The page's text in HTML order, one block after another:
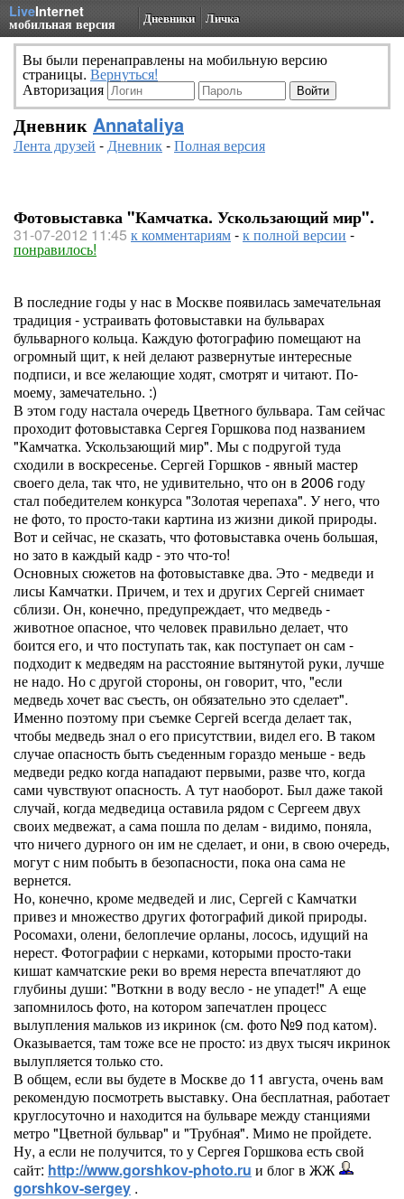
LiveInternet
мобильная версия Дневники Личка
Вы были перенаправлены на мобильную версию
страницы. Вернуться!
Авторизация
Дневник Annataliya
Лента друзей -Дневник-Полная версия
Фотовыставка "Камчатка. Ускользающий мир".
31-07-2012 11:45 к комментариям-к полной версии -
понравилось!
В последние годы у нас в Москве появилась замечательная
традиция - устраивать фотовыставки на бульварах
бульварного кольца. Каждую фотографию помещают на
огромный щит, к ней делают развернутые интересные
подписи, и все желающие ходят, смотрят и читают. По-
моему, замечательно. :)
В этом году настала очередь Цветного бульвара. Там сейчас
проходит фотовыставка Сергея Горшкова под названием
"Камчатка. Ускользающий мир". Мы с подругой туда
сходили в воскресенье. Сергей Горшков - явный мастер
своего дела, так что, не удивительно, что он в 2006 году
стал победителем конкурса "Золотая черепаха". У него, что
не фото, то просто-таки картина из жизни дикой природы.
Вот и сейчас, не сказать, что фотовыставка очень большая,
но зато в каждый кадр - это что-то!
Основных сюжетов на фотовыставке два. Это - медведи и
лисы Камчатки. Причем, и тех и других Сергей снимает
сблизи. Он, конечно, предупреждает, что медведь -
животное опасное, что человек правильно делает, что
боится его, и что поступать так, как поступает он сам -
подходит к медведям на расстояние вытянутой руки, лучше
не надо. Но с другой стороны, он говорит, что, "если
медведь хочет вас съесть, он обязательно это сделает".
Именно поэтому при съемке Сергей всегда делает так,
чтобы медведь знал о его присутствии, видел его. В таком
случае опасность быть съеденным гораздо меньше - ведь
медведи редко когда нападают первыми, разве что, когда
сами чувствуют опасность. А тут наоборот. Был даже такой
случай, когда медведица оставила рядом с Сергеем двух
своих медвежат, а сама пошла по делам - видимо, поняла,
что ничего дурного он им не сделает, и они, в свою очередь,
могут с ним побыть в безопасности, пока она сама не
вернется.
Но, конечно, кроме медведей и лис, Сергей с Камчатки
привез и множество других фотографий дикой природы.
Росомахи, олени, белоплечие орланы, лосось, идущий на
нерест. Фотографии с нерками, которыми просто-таки
кишат камчатские реки во время нереста впечатляют до
глубины души: "Воткни в воду весло - не упадет!" А еще
запомнилось фото, на котором запечатлен процесс
вылупления мальков из икринок (см. фото №9 под катом).
Оказывается, там тоже все не просто: из двух тысяч икринок
вылупляется только сто.
В общем, если вы будете в Москве до 11 августа, очень вам
рекомендую посмотреть выставку. Она бесплатная, работает
круглосуточно и находится на бульваре между станциями
метро "Цветной бульвар" и "Трубная". Мимо не пройдете.
Ну, а если не получится, то у Сергея Горшкова есть свой
сайт: http://www.gorshkov-photo.ru и блог в ЖЖ
gorshkov-sergey .